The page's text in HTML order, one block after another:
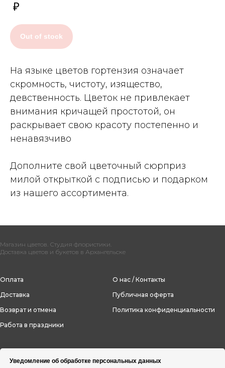
Уведомление об обработке персональных данных
₽
Out of stock
На языке цветов гортензия означает
скромность, чистоту, изящество,
девственность. Цветок не привлекает
внимания кричащей простотой, он
раскрывает свою красоту постепенно и
ненавязчиво
Дополните свой цветочный сюрприз
милой открыткой с подписью и подарком
из нашего ассортимента.
Магазин цветов. Студия флористики.
Доставка цветов и букетов в Архангельске
Оплата
Доставка
Возврат и отмена
Работа в праздники
О нас / Контакты
Публичная оферта
Политика конфиденциальности